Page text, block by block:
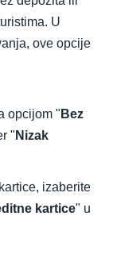
U
ove opcije
opcijom " Bez
" Nizak
izaberite
kartice" u